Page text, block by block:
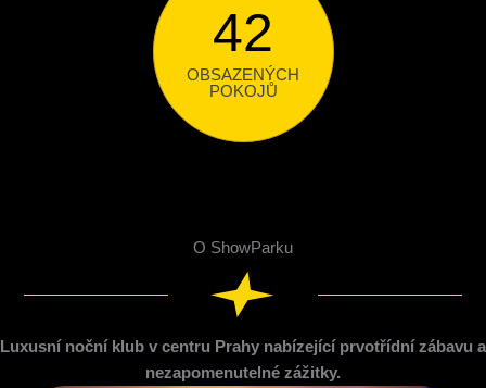
42
OBSAZENÝCH
POKOJŮ
O ShowParku
Luxusní noční klub v centru Prahy nabízející prvotřídní zábavu a
nezapomenutelné zážitky.